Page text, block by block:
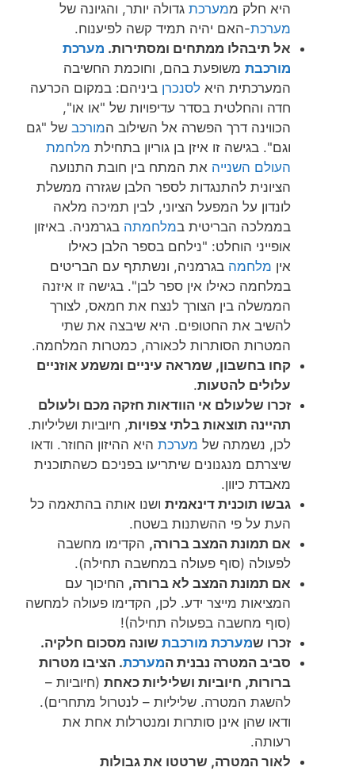
היא חלק ממערכת גדולה יותר, והגיונה של
מערכת-האם יהיה תמיד קשה לפיענוח.
אל תיבהלו ממתחים ומסתירות. מערכת
מורכבת משופעת בהם, וחוכמת החשיבה
המערכתית היא לסנכרן ביניהם: במקום הכרעה
חדה והחלטית בסדר עדיפויות של "או או",
הכווינה דרך הפשרה אל השילוב המורכב של "גם
וגם". בגישה זו איזן בן גוריון בתחילת מלחמת
העולם השנייה את המתח בין חובת התנועה
הציונית להתנגדות לספר הלבן שגזרה ממשלת
לונדון על המפעל הציוני, לבין תמיכה מלאה
בממלכה הבריטית במלחמתה בגרמניה. באיזון
אופייני הוחלט: "נילחם בספר הלבן כאילו
אין מלחמה בגרמניה, ונשתתף עם הבריטים
במלחמה כאילו אין ספר לבן". בגישה זו איזנה
הממשלה בין הצורך לנצח את חמאס, לצורך
להשיב את החטופים. היא שיבצה את שתי
המטרות הסותרות לכאורה, כמטרות המלחמה.
קחו בחשבון, שמראה עיניים ומשמע אוזניים
עלולים להטעות.
זכרו שלעולם אי הוודאות חזקה מכם ולעולם
תהיינה תוצאות בלתי צפויות, חיוביות ושליליות.
לכן, נשמתה של מערכת היא ההיזון החוזר. ודאו
שיצרתם מנגנונים שיתריעו בפניכם כשהתוכנית
מאבדת כיוון.
גבשו תוכנית דינאמית ושנו אותה בהתאמה כל
העת על פי ההשתנות בשטח.
אם תמונת המצב ברורה, הקדימו מחשבה
לפעולה (סוף פעולה במחשבה תחילה).
אם תמונת המצב לא ברורה, החיכוך עם
המציאות מייצר ידע. לכן, הקדימו פעולה למחשה
(סוף מחשבה בפעולה תחילה)!
זכרו שמערכת מורכבת שונה מסכום חלקיה.
סביב המטרה נבנית המערכת. הציבו מטרות
ברורות, חיוביות ושליליות כאחת (חיוביות –
להשגת המטרה. שליליות – לנטרול מתחרים).
ודאו שהן אינן סותרות ומנטרלות אחת את
רעותה.
לאור המטרה, שרטטו את גבולות